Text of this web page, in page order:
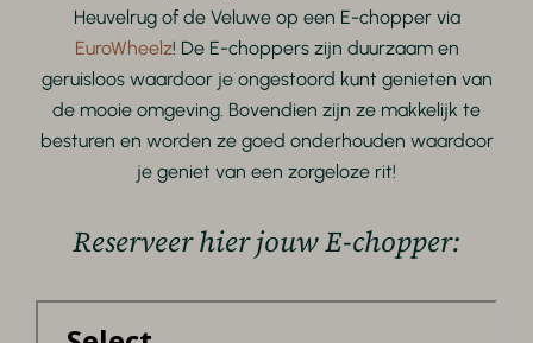
Heuvelrug of de Veluwe op een E-chopper via
EuroWheelz! De E-choppers zijn duurzaam en
geruisloos waardoor je ongestoord kunt genieten van
de mooie omgeving. Bovendien zijn ze makkelijk te
besturen en worden ze goed onderhouden waardoor
je geniet van een zorgeloze rit!
Reserveer hier jouw E-chopper: